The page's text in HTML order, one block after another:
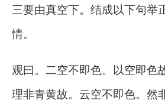
三要由真空下。结成以下句举
情。
观曰。二空不即色。以空即色
理非青黄故。云空不即色。然